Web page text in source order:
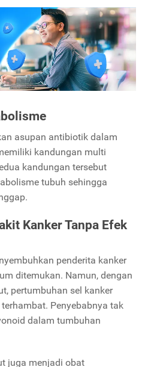
asupan antibiotik dalam
kandungan multi
kandungan tersebut
tubuh sehingga
Kanker Tanpa Efek
penderita kanker
ditemukan. Namun, dengan
pertumbuhan sel kanker
Penyebabnya tak
dalam tumbuhan
juga menjadi obat